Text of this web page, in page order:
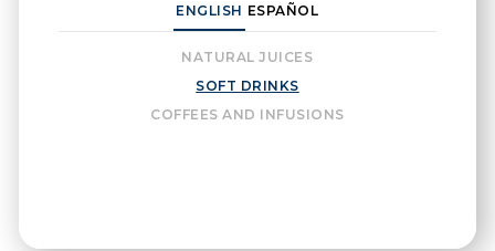
ENGLISH ESPAÑOL
NATURAL JUICES
SOFT DRINKS
COFFEES AND INFUSIONS